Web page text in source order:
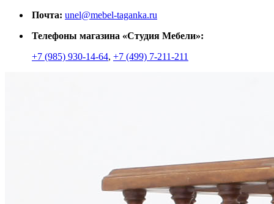
Почта: unel@mebel-taganka.ru
Телефоны магазина «Студия Мебели»:
+7 (985) 930-14-64, +7 (499) 7-211-211